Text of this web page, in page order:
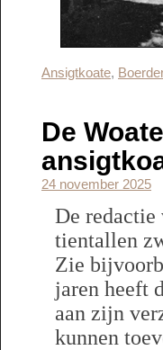
Ansigtkoate,
De
24 november 2025
De redactie
tientallen
Zie
jaren heeft
aan zijn
kunnen